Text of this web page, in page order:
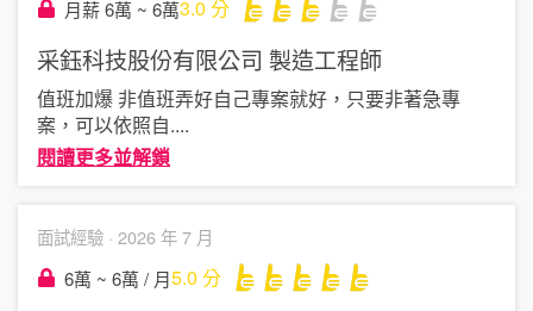
月薪 6萬 ~ 6萬3.0 分
采鈺科技股份有限公司 製造工程師
值班加爆 非值班弄好自己專案就好，只要非著急專
案，可以依照自....
閱讀更多並解鎖
面試經驗 · 2026 年 7 月
6萬 ~ 6萬 / 月5.0 分